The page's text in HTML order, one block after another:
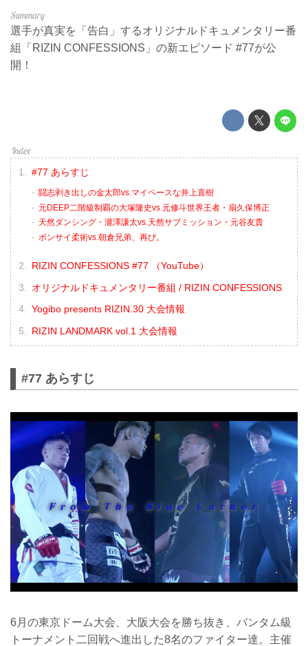
選手が真実を「告白」するオリジナルドキュメンタリー番
組「RIZIN CONFESSIONS」の新エピソード #77が公
開！
#77 あらすじ
闘志剥き出しの金太郎vs.マイペースな井上直樹
元DEEP二階級制覇の大塚隆史vs.元修斗世界王者・扇久保博正
天然ダンシング・瀧澤謙太vs.天然サブミッション・元谷友貴
ボンサイ柔術vs.朝倉兄弟、再び。
RIZIN CONFESSIONS #77 （YouTube）
オリジナルドキュメンタリー番組 / RIZIN CONFESSIONS
Yogibo presents RIZIN.30 大会情報
RIZIN LANDMARK vol.1 大会情報
#77 あらすじ
6月の東京ドーム大会、大阪大会を勝ち抜き、バンタム級
トーナメント二回戦へ進出した8名のファイター達。主催